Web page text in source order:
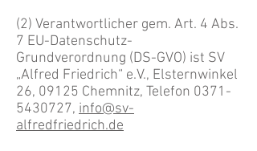
(2) Verantwortlicher gem. Art. 4 Abs.
7 EU-Datenschutz-
Grundverordnung (DS-GVO) ist SV
„Alfred Friedrich“ e.V., Elsternwinkel
26, 09125 Chemnitz, Telefon 0371-
5430727, info@sv-
alfredfriedrich.de